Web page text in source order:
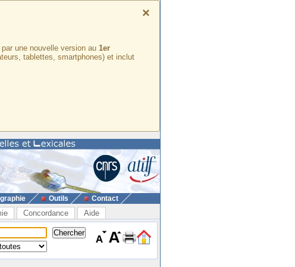
×
une nouvelle version au 1er
tablettes, smartphones) et inclut
Outils Contact
Concordance Aide